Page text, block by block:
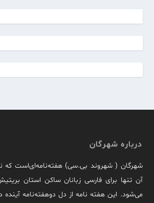
درباره شهرگان
شهرگان ( شهروند بی.سی) هفته‌نامه‌ای‌است که
آن تنها برای فارسی زبانان ساکن استان بریتیش